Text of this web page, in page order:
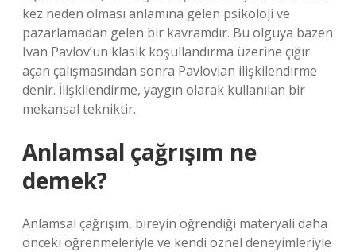
kez neden olması anlamına gelen psikoloji ve
pazarlamadan gelen bir kavramdır. Bu olguya bazen
Ivan Pavlov’un klasik koşullandırma üzerine çığır
açan çalışmasından sonra Pavlovian ilişkilendirme
denir. İlişkilendirme, yaygın olarak kullanılan bir
mekansal tekniktir.
Anlamsal çağrışım ne
demek?
Anlamsal çağrışım, bireyin öğrendiği materyali daha
önceki öğrenmeleriyle ve kendi öznel deneyimleriyle